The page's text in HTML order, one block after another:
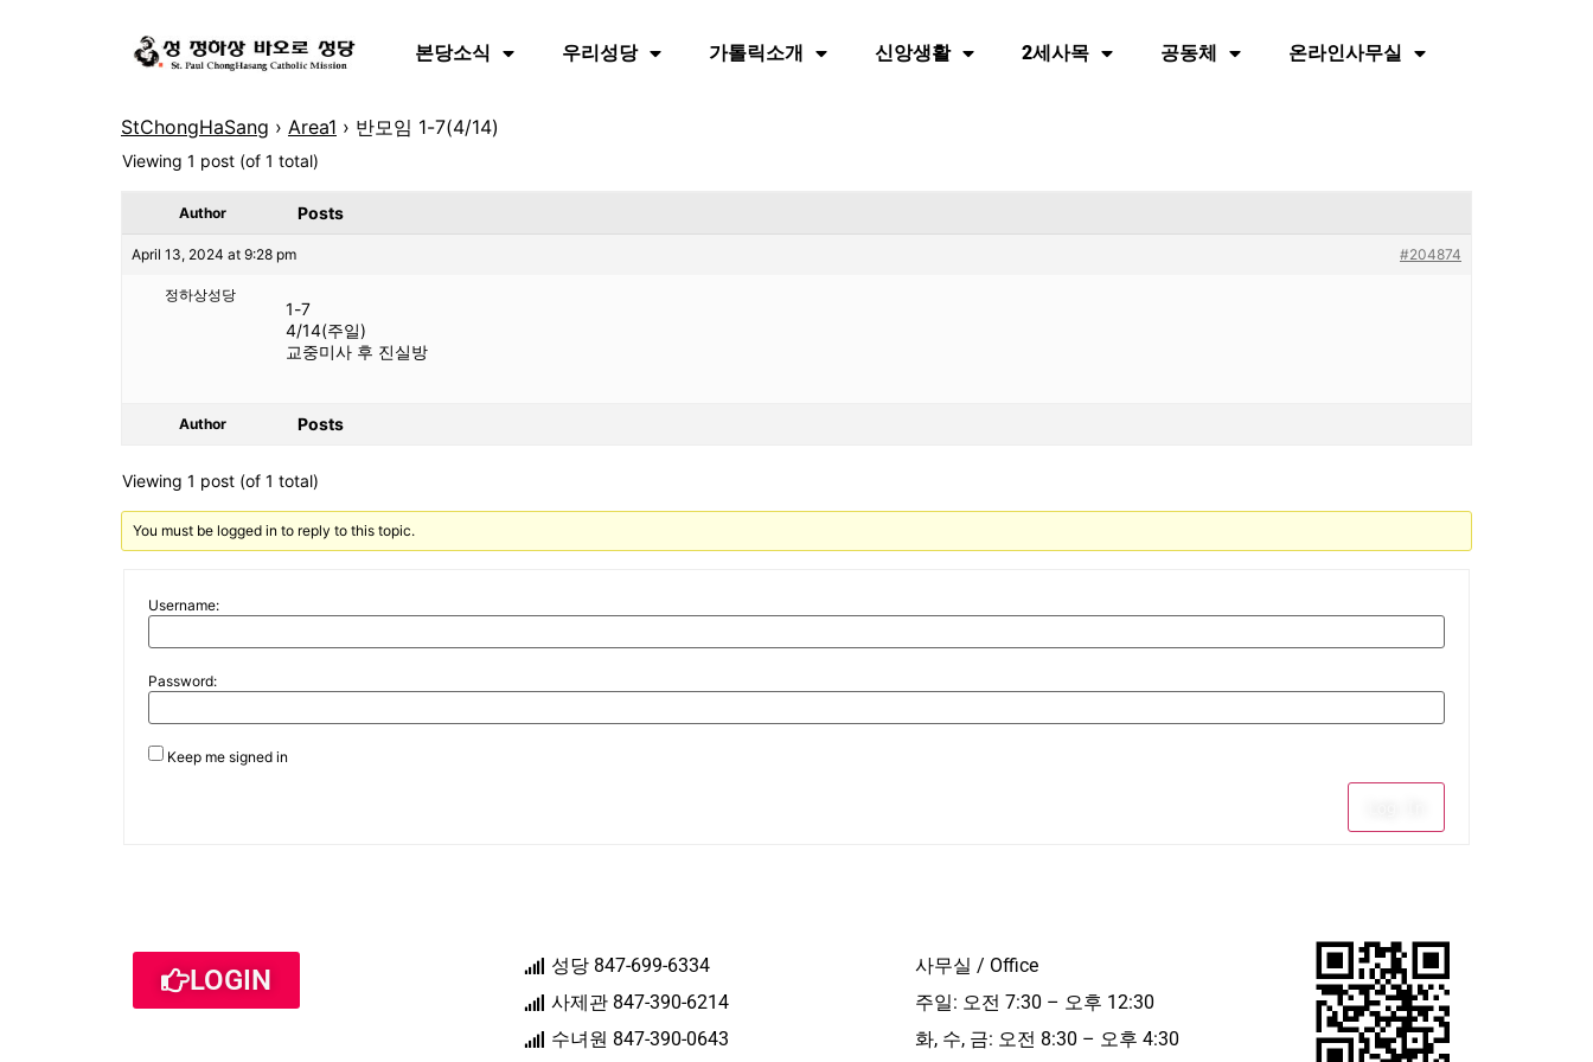
본당소식 우리성당 가톨릭소개 신앙생활 2세사목 공동체 온라인사무실
StChongHaSang › Area1 › 반모임 1-7(4/14)
Viewing 1 post (of 1 total)
Author Posts
April 13, 2024 at 9:28 pm #204874
정하상성당
1-7
4/14(주일)
교중미사 후 진실방
Author Posts
Viewing 1 post (of 1 total)
You must be logged in to reply to this topic.
Username:
Password:
Keep me signed in
LOGIN
성당 847-699-6334
사제관 847-390-6214
수녀원 847-390-0643
사무실 / Office
주일: 오전 7:30 – 오후 12:30
화, 수, 금: 오전 8:30 – 오후 4:30